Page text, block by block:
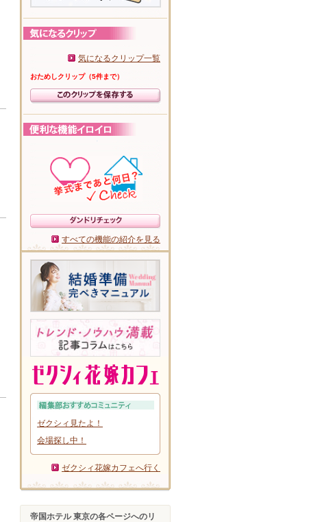
気になるクリップ一覧
おためしクリップ（5件まで）
すべての機能の紹介を見る
ゼクシィ見たよ！
会場探し中！
ゼクシィ花嫁カフェへ行く
帝国ホテル 東京の各ページへのリ